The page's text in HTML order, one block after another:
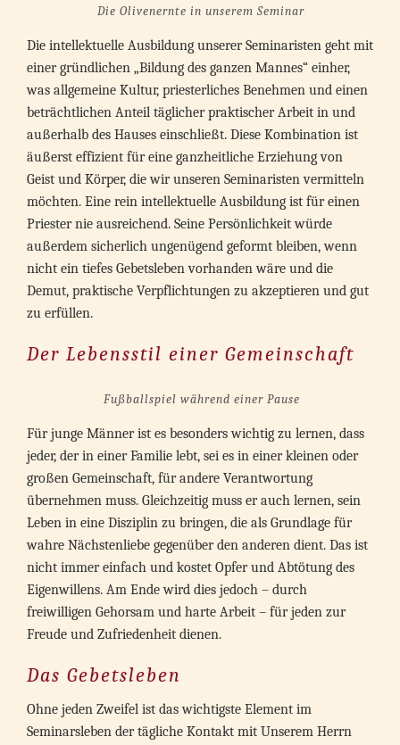
Die Olivenernte in unserem Seminar
Die intellektuelle Ausbildung unserer Seminaristen geht mit
einer gründlichen „Bildung des ganzen Mannes“ einher,
was allgemeine Kultur, priesterliches Benehmen und einen
beträchtlichen Anteil täglicher praktischer Arbeit in und
außerhalb des Hauses einschließt. Diese Kombination ist
äußerst effizient für eine ganzheitliche Erziehung von
Geist und Körper, die wir unseren Seminaristen vermitteln
möchten. Eine rein intellektuelle Ausbildung ist für einen
Priester nie ausreichend. Seine Persönlichkeit würde
außerdem sicherlich ungenügend geformt bleiben, wenn
nicht ein tiefes Gebetsleben vorhanden wäre und die
Demut, praktische Verpflichtungen zu akzeptieren und gut
zu erfüllen.
Der Lebensstil einer Gemeinschaft
Fußballspiel während einer Pause
Für junge Männer ist es besonders wichtig zu lernen, dass
jeder, der in einer Familie lebt, sei es in einer kleinen oder
großen Gemeinschaft, für andere Verantwortung
übernehmen muss. Gleichzeitig muss er auch lernen, sein
Leben in eine Disziplin zu bringen, die als Grundlage für
wahre Nächstenliebe gegenüber den anderen dient. Das ist
nicht immer einfach und kostet Opfer und Abtötung des
Eigenwillens. Am Ende wird dies jedoch – durch
freiwilligen Gehorsam und harte Arbeit – für jeden zur
Freude und Zufriedenheit dienen.
Das Gebetsleben
Ohne jeden Zweifel ist das wichtigste Element im
Seminarsleben der tägliche Kontakt mit Unserem Herrn